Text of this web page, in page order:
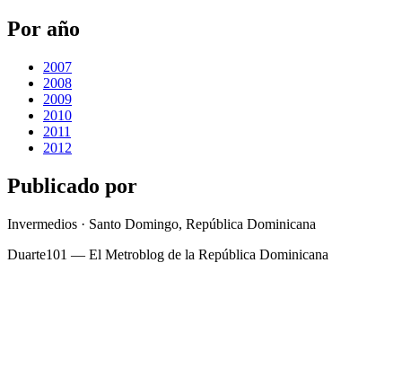
Por año
2007
2008
2009
2010
2011
2012
Publicado por
Invermedios · Santo Domingo, República Dominicana
Duarte101 — El Metroblog de la República Dominicana